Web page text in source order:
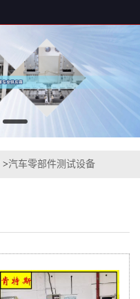
>汽车零部件测试设备